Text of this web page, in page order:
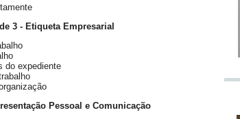
3 - Etiqueta Empresarial
do expediente
Pessoal e Comunicação